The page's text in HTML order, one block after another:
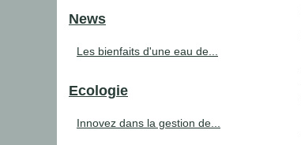
News
Les bienfaits d'une eau de...
Ecologie
Innovez dans la gestion de...